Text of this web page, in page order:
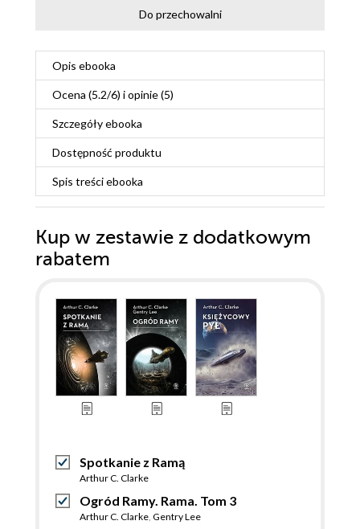
Do przechowalni
Opis ebooka
Ocena (5.2/6) i opinie (5)
Szczegółyebooka
Dostępność produktu
Spis treściebooka
Kup w zestawie z dodatkowym
rabatem
Spotkanie z Ramą
Arthur C. Clarke
Ogród Ramy. Rama. Tom 3
Arthur C. Clarke Gentry Lee